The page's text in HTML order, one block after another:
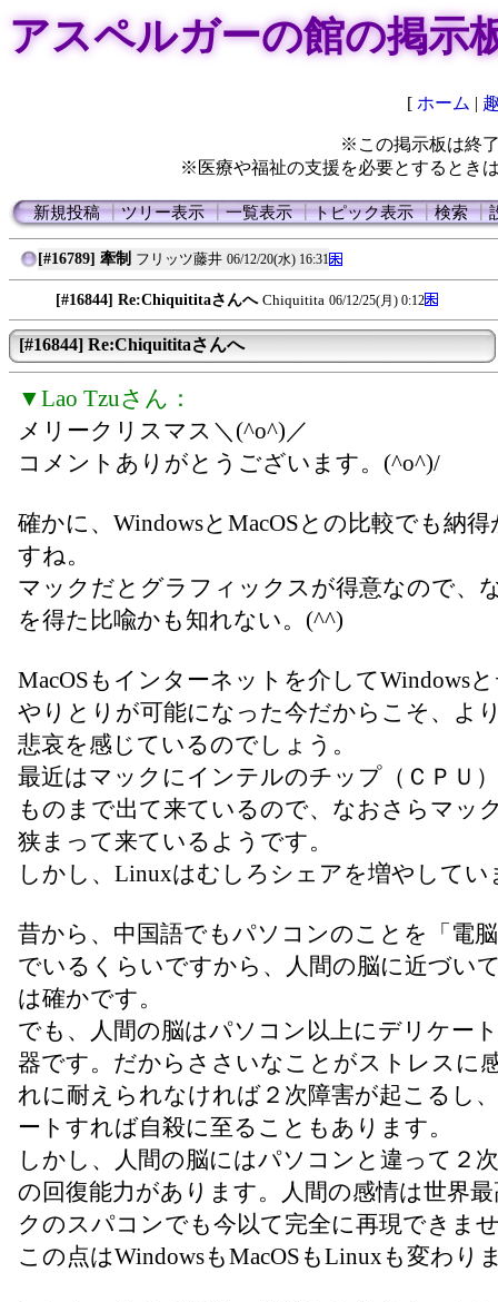
アスペルガーの館の掲示
[ ホーム |
※この掲示板は終
※医療や福祉の支援を必要とするとき
新規投稿┃ツリー表示┃一覧表示┃トピック表示┃検索┃
[#16789] 牽制 フリッツ藤井 06/12/20(水) 16:31
[#16844] Re:Chiquititaさんへ Chiquitita 06/12/25(月) 0:12
[#16844] Re:Chiquititaさんへ
▼Lao Tzuさん：
メリークリスマス＼(^o^)／
コメントありがとうございます。(^o^)/
確かに、WindowsとMacOSとの比較でも納
すね。
マックだとグラフィックスが得意なので、
を得た比喩かも知れない。(^^)
MacOSもインターネットを介してWindows
やりとりが可能になった今だからこそ、よ
悲哀を感じているのでしょう。
最近はマックにインテルのチップ（ＣＰＵ
ものまで出て来ているので、なおさらマッ
狭まって来ているようです。
しかし、Linuxはむしろシェアを増やしてい
昔から、中国語でもパソコンのことを「電
でいるくらいですから、人間の脳に近づい
は確かです。
でも、人間の脳はパソコン以上にデリケー
器です。だからささいなことがストレスに
れに耐えられなければ２次障害が起こるし
ートすれば自殺に至ることもあります。
しかし、人間の脳にはパソコンと違って２
の回復能力があります。人間の感情は世界
クのスパコンでも今以て完全に再現できま
この点はWindowsもMacOSもLinuxも変わり